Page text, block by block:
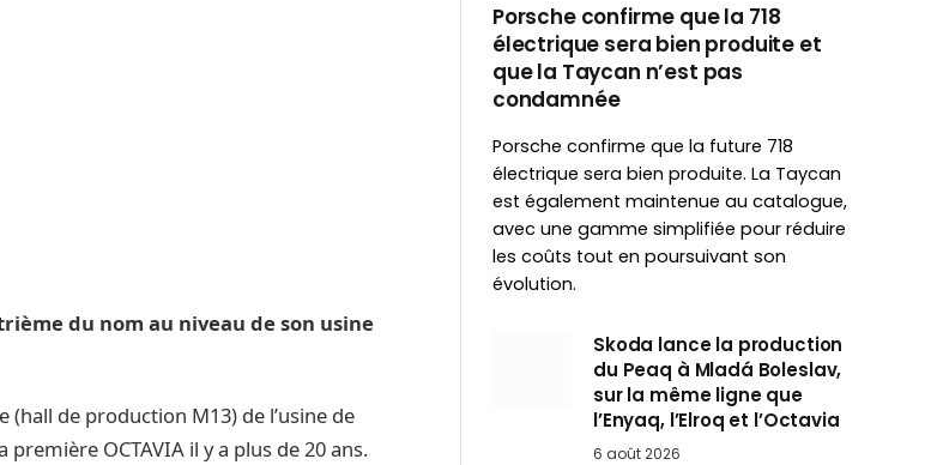
du nom au niveau de son usine
(hall de production M13) de l’usine de
OCTAVIA il y a plus de 20 ans.
Porsche confirme que la 718
électrique sera bien produite et
que la Taycan n’est pas
condamnée
Porsche confirme que la future 718
électrique sera bien produite. La Taycan
est également maintenue au catalogue,
avec une gamme simplifiée pour réduire
les coûts tout en poursuivant son
évolution.
Skoda lance la production
du Peaq à Mladá Boleslav,
sur la même ligne que
l’Enyaq, l’Elroq et l’Octavia
6 août 2026